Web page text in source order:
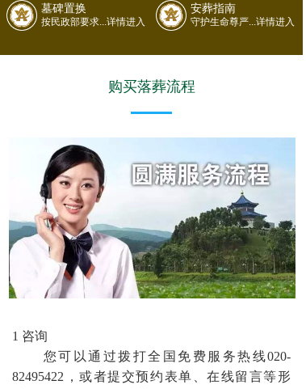
墓碑置换
按民政部要求...详情进入
安葬指南
守护生命尊严...详情进入
购买落葬流程
1 咨询
您可以通过拨打全国免费服务热线020-
82495422，或者提交预约表单、在线留言等形